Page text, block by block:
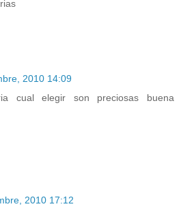
2010 14:09
cual elegir son preciosas buena
2010 17:12